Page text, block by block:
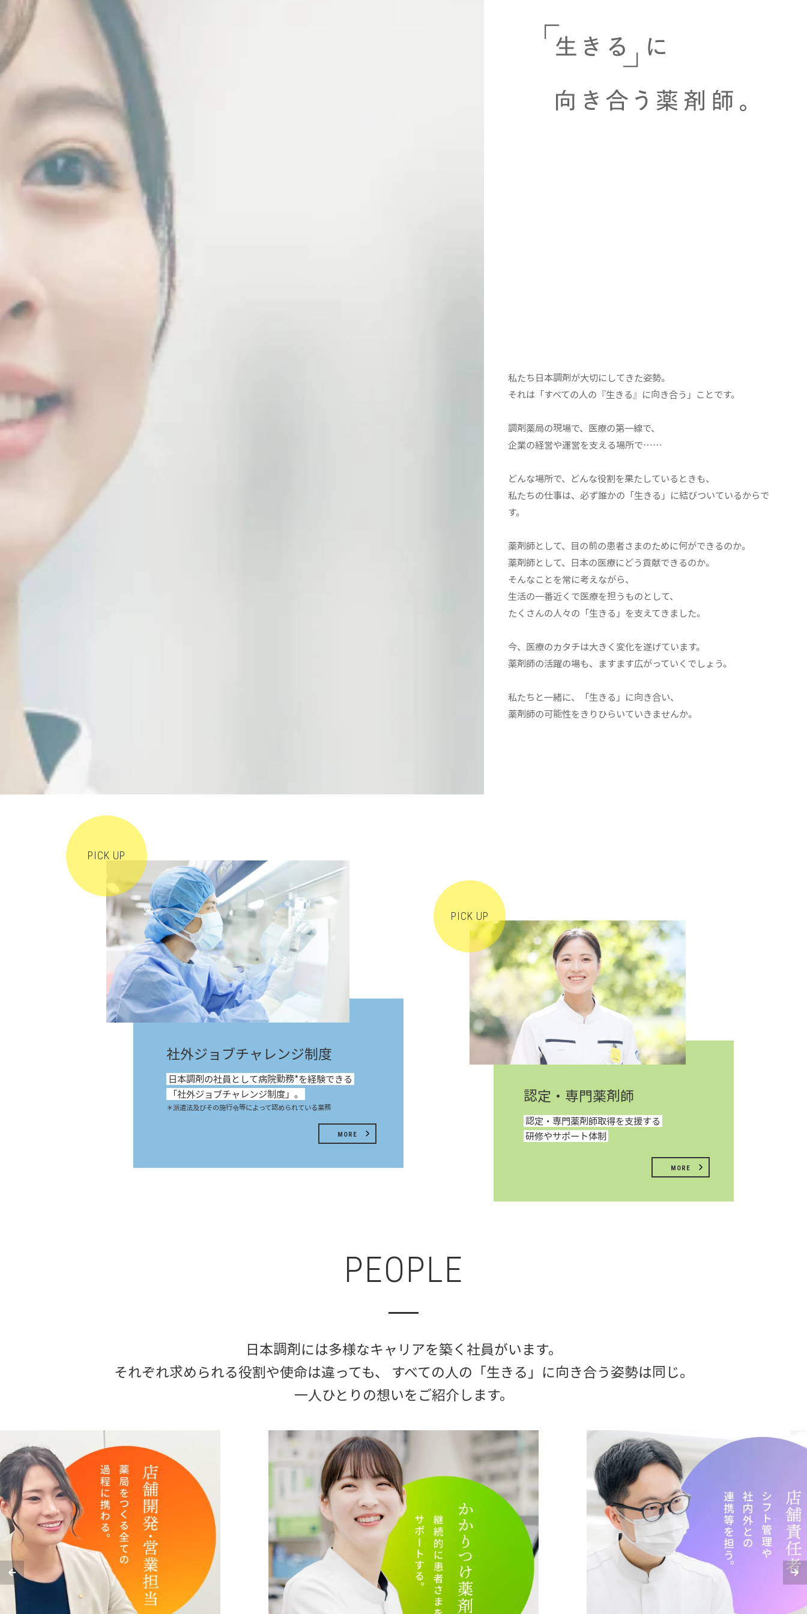
私たち日本調剤が大切にしてきた姿勢。
それは「すべての人の『生きる』に向き合う」ことです。
調剤薬局の現場で、医療の第一線で、
企業の経営や運営を支える場所で……
どんな場所で、どんな役割を果たしているときも、
私たちの仕事は、必ず誰かの「生きる」に結びついているからで
す。
薬剤師として、目の前の患者さまのために何ができるのか。
薬剤師として、日本の医療にどう貢献できるのか。
そんなことを常に考えながら、
生活の一番近くで医療を担うものとして、
たくさんの人々の「生きる」を支えてきました。
今、医療のカタチは大きく変化を遂げています。
薬剤師の活躍の場も、ますます広がっていくでしょう。
私たちと一緒に、「生きる」に向き合い、
薬剤師の可能性をきりひらいていきませんか。
社外ジョブチャレンジ制度
日本調剤の社員として病院勤務*を経験できる
「社外ジョブチャレンジ制度」。
＊派遣法及びその施行令等によって認められている業務
MORE
認定・専門薬剤師
認定・専門薬剤師取得を支援する
研修やサポート体制
MORE
PEOPLE
日本調剤には多様なキャリアを築く社員がいます。
それぞれ求められる役割や使命は違っても、
すべての人の「生きる」に向き合う姿勢は同じ。
一人ひとりの想いをご紹介します。